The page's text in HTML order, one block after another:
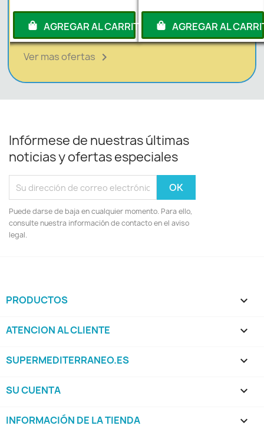
AGREGAR AL CARRITO AGREGAR AL
Ver mas ofertas 
Infórmese de nuestras últimas
noticias y ofertas especiales
Puede darse de baja en cualquier momento. Para ello,
consulte nuestra información de contacto en el aviso
legal.
PRODUCTOS 
ATENCION AL CLIENTE 
SUPERMEDITERRANEO.ES 
SU CUENTA 
INFORMACIÓN DE LA TIENDA keyboard_arrow_down